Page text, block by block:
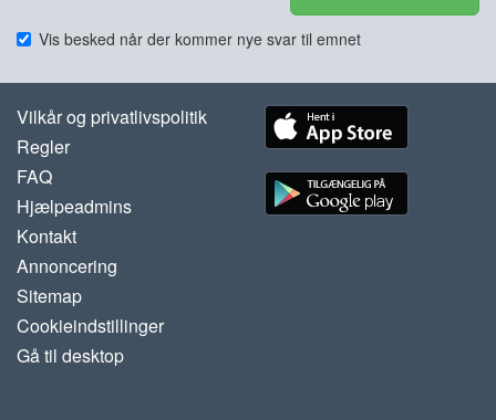
Vis besked når der kommer nye svar til emnet
Vilkår og privatlivspolitik
Regler
FAQ
Hjælpeadmins
Kontakt
Annoncering
Sitemap
Cookieindstillinger
Gå til desktop